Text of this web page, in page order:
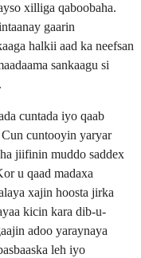
xilliga qaboobaha.
gaarin
halkii aad ka neefsan
sankaagu si
cuntada iyo qaab
cuntooyin yaryar
jiifinin muddo saddex
u qaad madaxa
xajin hoosta jirka
kicin kara dib-u-
adoo yaraynaya
leh iyo